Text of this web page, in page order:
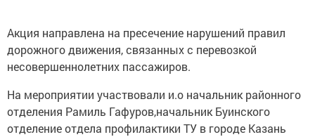
Акция направлена на пресечение нарушений правил
дорожного движения, связанных с перевозкой
несовершеннолетних пассажиров.
На мероприятии участвовали и.о начальник районного
отделения Рамиль Гафуров,начальник Буинского
отделение отдела профилактики ТУ в городе Казань